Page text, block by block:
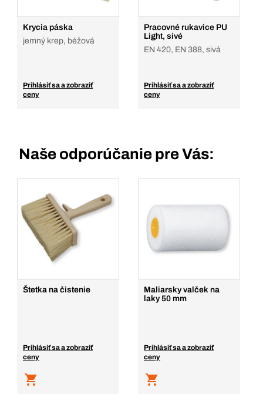
Krycia páska
jemný krep, béžová
Prihlásiť sa a zobraziť
ceny
Pracovné rukavice PU
Light, sivé
EN 420, EN 388, sivá
Prihlásiť sa a zobraziť
ceny
Naše odporúčanie pre Vás:
Štetka na čistenie
Prihlásiť sa a zobraziť
ceny
Maliarsky valček na
laky 50 mm
Prihlásiť sa a zobraziť
ceny